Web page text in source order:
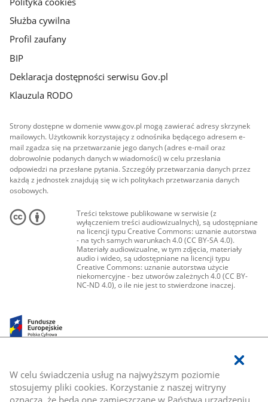
W celu świadczenia usług na najwyższym poziomie
stosujemy pliki cookies. Korzystanie z naszej witryny
oznacza, że będą one zamieszczane w Państwa urządzeniu.
Służba cywilna
Profil zaufany
BIP
Deklaracja dostępności serwisu Gov.pl
Klauzula RODO
Strony dostępne w domenie www.gov.pl mogą zawierać adresy skrzynek
mailowych. Użytkownik korzystający z odnośnika będącego adresem e-
mail zgadza się na przetwarzanie jego danych (adres e-mail oraz
dobrowolnie podanych danych w wiadomości) w celu przesłania
odpowiedzi na przesłane pytania. Szczegóły przetwarzania danych przez
każdą z jednostek znajdują się w ich politykach przetwarzania danych
osobowych.
Treści tekstowe publikowane w serwisie (z
wyłączeniem treści audiowizualnych), są udostępniane
na licencji typu Creative Commons: uznanie autorstwa
- na tych samych warunkach 4.0 (CC BY-SA 4.0).
Materiały audiowizualne, w tym zdjęcia, materiały
audio i wideo, są udostępniane na licencji typu
Creative Commons: uznanie autorstwa użycie
niekomercyjne - bez utworów zależnych 4.0 (CC BY-
NC-ND 4.0), o ile nie jest to stwierdzone inaczej.